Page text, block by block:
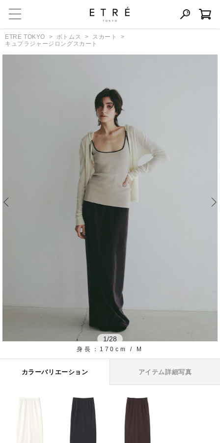
ETRE TOKYO ボトムス
スカート
キュプラジャージロングスカート
1/28
身長：170cm / M
カラーバリエーション アイテム詳細写真